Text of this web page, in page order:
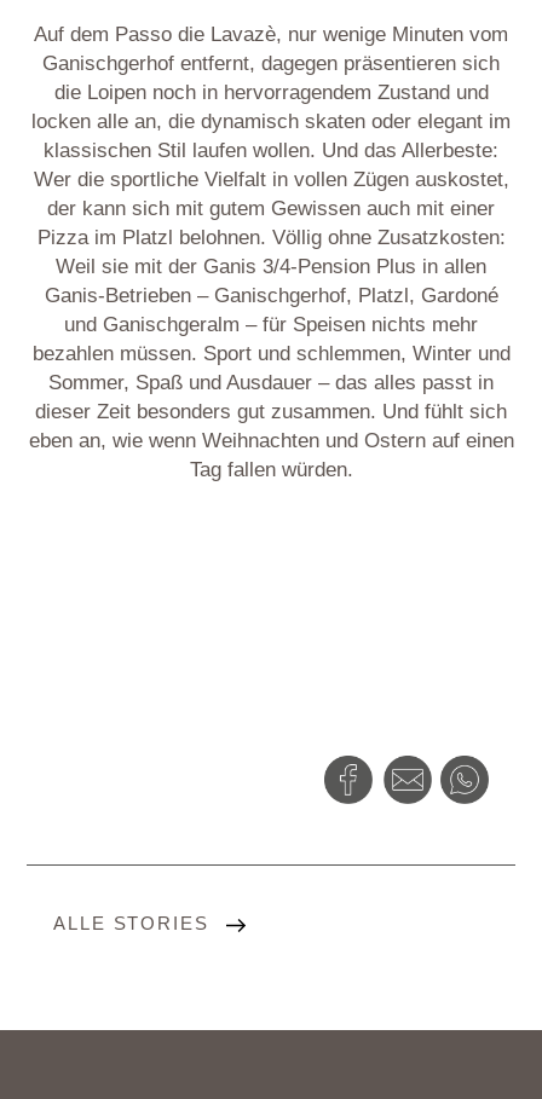
Auf dem Passo die Lavazè, nur wenige Minuten vom
Ganischgerhof entfernt, dagegen präsentieren sich
die Loipen noch in hervorragendem Zustand und
locken alle an, die dynamisch skaten oder elegant im
klassischen Stil laufen wollen. Und das Allerbeste:
Wer die sportliche Vielfalt in vollen Zügen auskostet,
der kann sich mit gutem Gewissen auch mit einer
Pizza im Platzl belohnen. Völlig ohne Zusatzkosten:
Weil sie mit der Ganis 3/4-Pension Plus in allen
Ganis-Betrieben – Ganischgerhof, Platzl, Gardoné
und Ganischgeralm – für Speisen nichts mehr
bezahlen müssen. Sport und schlemmen, Winter und
Sommer, Spaß und Ausdauer – das alles passt in
dieser Zeit besonders gut zusammen. Und fühlt sich
eben an, wie wenn Weihnachten und Ostern auf einen
Tag fallen würden.
ALLE STORIES